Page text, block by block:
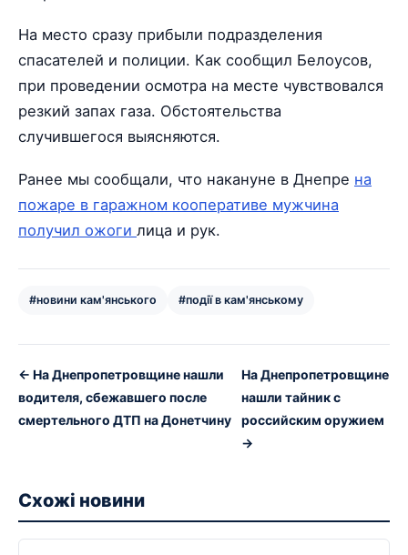
На место сразу прибыли подразделения
спасателей и полиции. Как сообщил Белоусов,
при проведении осмотра на месте чувствовался
резкий запах газа. Обстоятельства
случившегося выясняются.
Ранее мы сообщали, что накануне в Днепре на
пожаре в гаражном кооперативе мужчина
получил ожоги лица и рук.
#новини кам'янського #події в кам'янському
← На Днепропетровщине нашли
водителя, сбежавшего после
смертельного ДТП на Донетчину
На Днепропетровщине
нашли тайник с
российским оружием
→
Схожі новини